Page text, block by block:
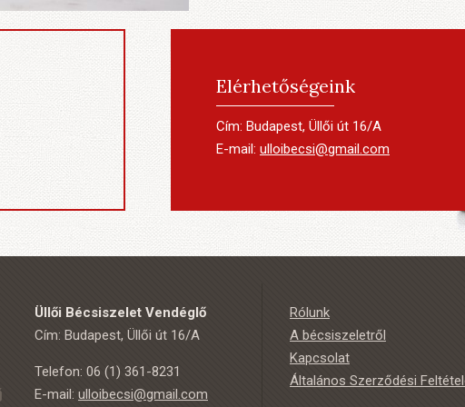
Elérhetőségeink
Cím: Budapest, Üllői út 16/A
E-mail: ulloibecsi@gmail.com
Üllői Bécsiszelet Vendéglő
Cím: Budapest, Üllői út 16/A
Telefon: 06 (1) 361-8231
E-mail: ulloibecsi@gmail.com
Rólunk
A bécsiszeletről
Kapcsolat
Általános Szerződési